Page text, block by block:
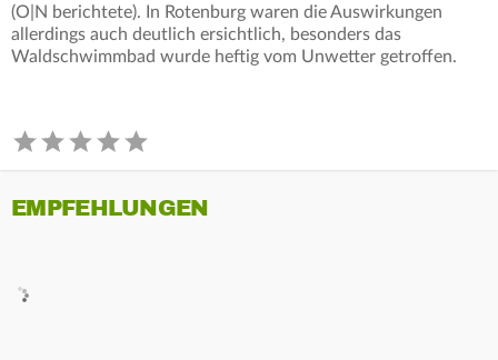
(O|N berichtete). In Rotenburg waren die Auswirkungen
allerdings auch deutlich ersichtlich, besonders das
Waldschwimmbad wurde heftig vom Unwetter getroffen.
EMPFEHLUNGEN